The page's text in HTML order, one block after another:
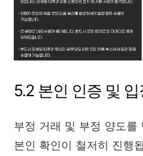
5.2 본인 인증 및
부정 거래 및 부정 양도를
본인 확인이 철저히 진행